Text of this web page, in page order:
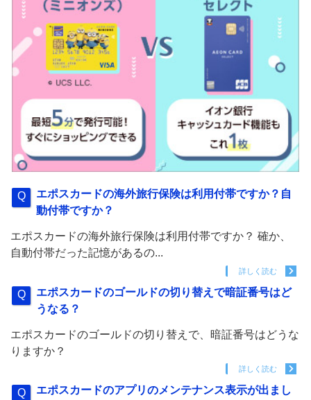
エポスカードの海外旅行保険は利用付帯ですか？自
動付帯ですか？
エポスカードの海外旅行保険は利用付帯ですか？ 確か、
自動付帯だった記憶があるの...
詳しく読む
エポスカードのゴールドの切り替えで暗証番号はど
うなる？
エポスカードのゴールドの切り替えで、暗証番号はどうな
りますか？
詳しく読む
エポスカードのアプリのメンテナンス表示が出まし